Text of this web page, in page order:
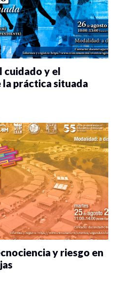
cuidado y el
práctica situada
y riesgo en